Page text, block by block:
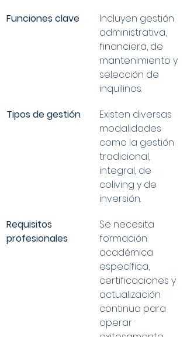
Funciones clave
Incluyen gestión
administrativa,
financiera, de
mantenimiento y
selección de
inquilinos.
Tipos de gestión
Existen diversas
modalidades
como la gestión
tradicional,
integral, de
coliving y de
inversión.
Requisitos
profesionales
Se necesita
formación
académica
específica,
certificaciones y
actualización
continua para
operar